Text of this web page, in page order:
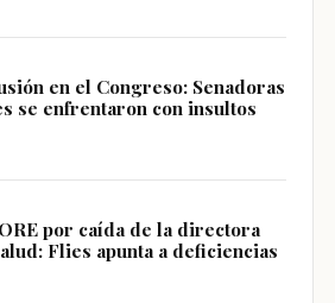
en el Congreso: Senadoras
se enfrentaron con insultos
por caída de la directora
Flies apunta a deficiencias